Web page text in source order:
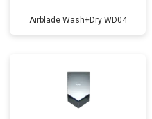
Airblade Wash+Dry WD04